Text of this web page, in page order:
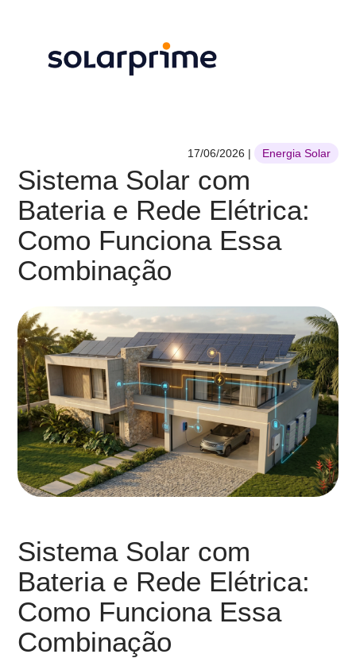
Sistema Solar com
Bateria e Rede Elétrica:
Como Funciona Essa
Combinação
17/06/2026 | Energia Solar
Sistema Solar com
Bateria e Rede Elétrica:
Como Funciona Essa
Combinação